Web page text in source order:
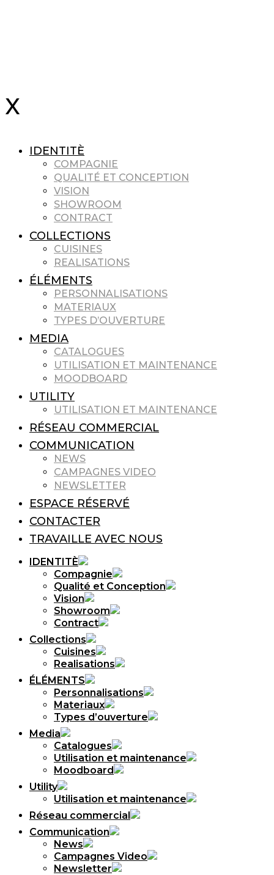
IDENTITÈ
COMPAGNIE
QUALITÉ ET CONCEPTION
VISION
SHOWROOM
CONTRACT
COLLECTIONS
CUISINES
REALISATIONS
ÉLÉMENTS
PERSONNALISATIONS
MATERIAUX
TYPES D’OUVERTURE
MEDIA
CATALOGUES
UTILISATION ET MAINTENANCE
MOODBOARD
UTILITY
UTILISATION ET MAINTENANCE
RÉSEAU COMMERCIAL
COMMUNICATION
NEWS
CAMPAGNES VIDEO
NEWSLETTER
ESPACE RÉSERVÉ
CONTACTER
TRAVAILLE AVEC NOUS
IDENTITÈ
Compagnie
Qualité et Conception
Vision
Showroom
Contract
Collections
Cuisines
Realisations
ÉLÉMENTS
Personnalisations
Materiaux
Types d’ouverture
Media
Catalogues
Utilisation et maintenance
Moodboard
Utility
Utilisation et maintenance
Réseau commercial
Communication
News
Campagnes Video
Newsletter